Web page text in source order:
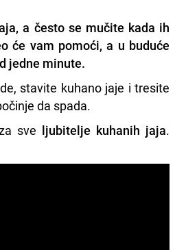
a često se mučite kada ih
će vam pomoći, a u buduće
jedne minute.
stavite kuhano jaje i tresite
da spada.
sve ljubitelje kuhanih jaja.